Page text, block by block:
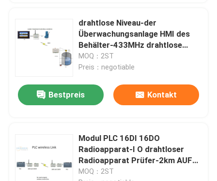
drahtlose Niveau-der
Überwachungsanlage HMI des
Behälter-433MHz drahtlose
Pumpe Steuerauf WEG VON 2km
MOQ：2ST
Preis：negotiable
Bestpreis Kontakt
Modul PLC 16DI 16DO
Radioapparat-I O drahtloser
Radioapparat Prüfer-2km AUF
WEG VON Steuerung
MOQ：2ST